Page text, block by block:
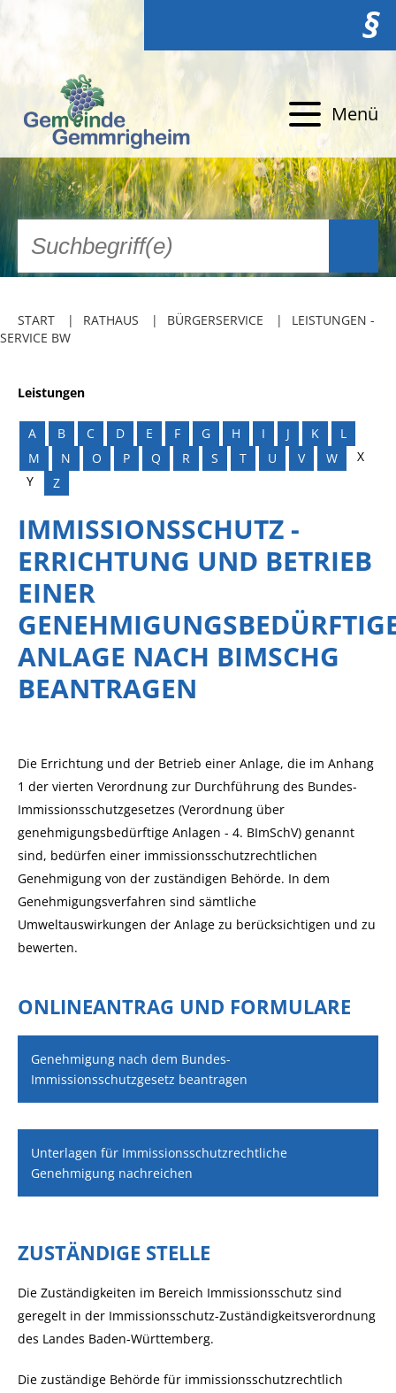
§
Menü
START RATHAUS BÜRGERSERVICE
LEISTUNGEN -
SERVICE BW
Leistungen
A B C D E F G H I J K
L
M
N O P Q R S T U V W
X
Y
Z
IMMISSIONSSCHUTZ -
ERRICHTUNG UND BETRIEB
EINER
ANLAGE NACH BIMSCHG
BEANTRAGEN
Die Errichtung und der Betrieb einer Anlage, die im Anhang
1 der vierten Verordnung zur Durchführung des Bundes-
Immissionsschutzgesetzes (Verordnung über
genehmigungsbedürftige Anlagen - 4. BImSchV) genannt
sind, bedürfen einer immissionsschutzrechtlichen
Genehmigung von der zuständigen Behörde. In dem
Genehmigungsverfahren sind sämtliche
Umweltauswirkungen der Anlage zu berücksichtigen und zu
bewerten.
ONLINEANTRAG UND FORMULARE
Genehmigung nach dem Bundes-
Immissionsschutzgesetz beantragen
Unterlagen für Immissionsschutzrechtliche
Genehmigung nachreichen
ZUSTÄNDIGE STELLE
Die Zuständigkeiten im Bereich Immissionsschutz sind
geregelt in der Immissionsschutz-Zuständigkeitsverordnung
des Landes Baden-Württemberg.
Die zuständige Behörde für immissionsschutzrechtlich